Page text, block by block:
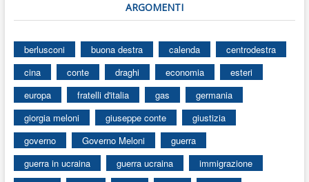
ARGOMENTI
berlusconi buona destra calenda
centrodestra
cina
conte draghi economia
esteri
europa
fratelli d'italia gas
germania
giorgia meloni
giuseppe conte
giustizia
governo
Governo Meloni
guerra
guerra in ucraina
guerra ucraina
immigrazione